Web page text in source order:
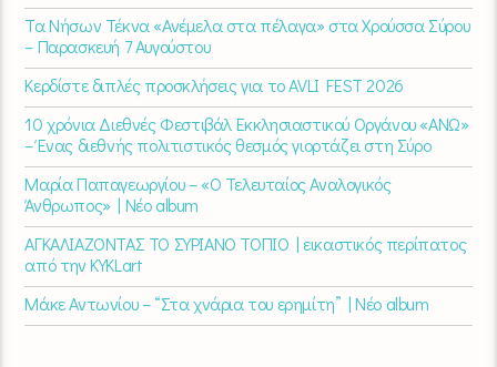
Τα Νήσων Τέκνα «Ανέμελα στα πέλαγα» στα Χρούσσα Σύρου
– Παρασκευή 7 Αυγούστου
Κερδίστε διπλές προσκλήσεις για το AVLI FEST 2026
10 χρόνια Διεθνές Φεστιβάλ Εκκλησιαστικού Οργάνου «ΑΝΩ»
– Ένας διεθνής πολιτιστικός θεσμός γιορτάζει στη Σύρο​
Μαρία Παπαγεωργίου – «Ο Τελευταίος Αναλογικός
Άνθρωπος» | Νέο album
ΑΓΚΑΛΙΑΖΟΝΤΑΣ ΤΟ ΣΥΡΙΑΝΟ ΤΟΠΙΟ | εικαστικός περίπατος
από την KYKLart
Μάκε Αντωνίου – “Στα χνάρια του ερημίτη” | Νέο album